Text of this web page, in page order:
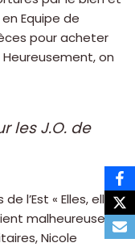
Equipe de
pour acheter
on
les J.O. de
l’Est « Elles, elles
malheureuses ».
Nicole